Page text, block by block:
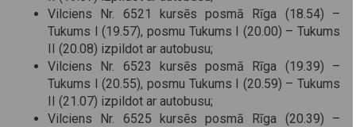
Vilciens Nr. 6521 kursēs posmā Rīga (18.54) –
Tukums I (19.57), posmu Tukums I (20.00) – Tukums
II (20.08) izpildot ar autobusu;
Vilciens Nr. 6523 kursēs posmā Rīga (19.39) –
Tukums I (20.55), posmu Tukums I (20.59) – Tukums
II (21.07) izpildot ar autobusu;
Vilciens Nr. 6525 kursēs posmā Rīga (20.39) –